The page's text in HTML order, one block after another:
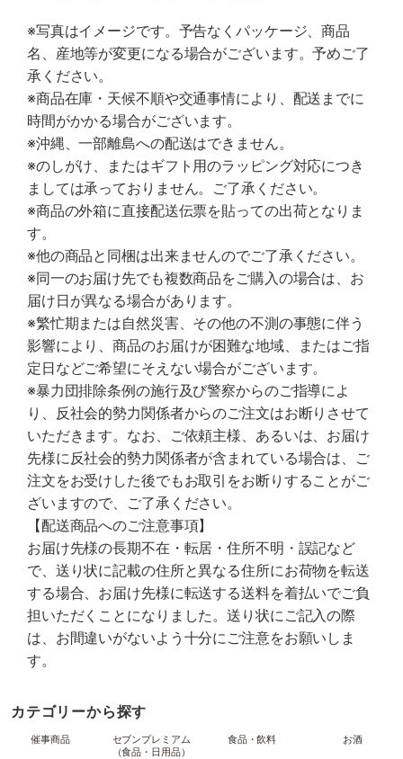
※写真はイメージです。予告なくパッケージ、商品
名、産地等が変更になる場合がございます。予めご了
承ください。
※商品在庫・天候不順や交通事情により、配送までに
時間がかかる場合がございます。
※沖縄、一部離島への配送はできません。
※のしがけ、またはギフト用のラッピング対応につき
ましては承っておりません。ご了承ください。
※商品の外箱に直接配送伝票を貼っての出荷となりま
す。
※他の商品と同梱は出来ませんのでご了承ください。
※同一のお届け先でも複数商品をご購入の場合は、お
届け日が異なる場合があります。
※繁忙期または自然災害、その他の不測の事態に伴う
影響により、商品のお届けが困難な地域、またはご指
定日などご希望にそえない場合がございます。
※暴力団排除条例の施行及び警察からのご指導によ
り、反社会的勢力関係者からのご注文はお断りさせて
いただきます。なお、ご依頼主様、あるいは、お届け
先様に反社会的勢力関係者が含まれている場合は、ご
注文をお受けした後でもお取引をお断りすることがご
ざいますので、ご了承ください。
【配送商品へのご注意事項】
お届け先様の長期不在・転居・住所不明・誤記など
で、送り状に記載の住所と異なる住所にお荷物を転送
する場合、お届け先様に転送する送料を着払いでご負
担いただくことになりました。送り状にご記入の際
は、お間違いがないよう十分にご注意をお願いしま
す。
カテゴリーから探す
催事商品
セブンプレミアム
（食品・日用品）
食品・飲料 お酒